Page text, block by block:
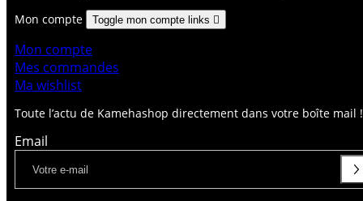
Toute l’actu de Kamehashop directement dans votre boîte mail !
Email
Mon compte Toggle mon compte links 
Mon compte
Mes commandes
Ma wishlist